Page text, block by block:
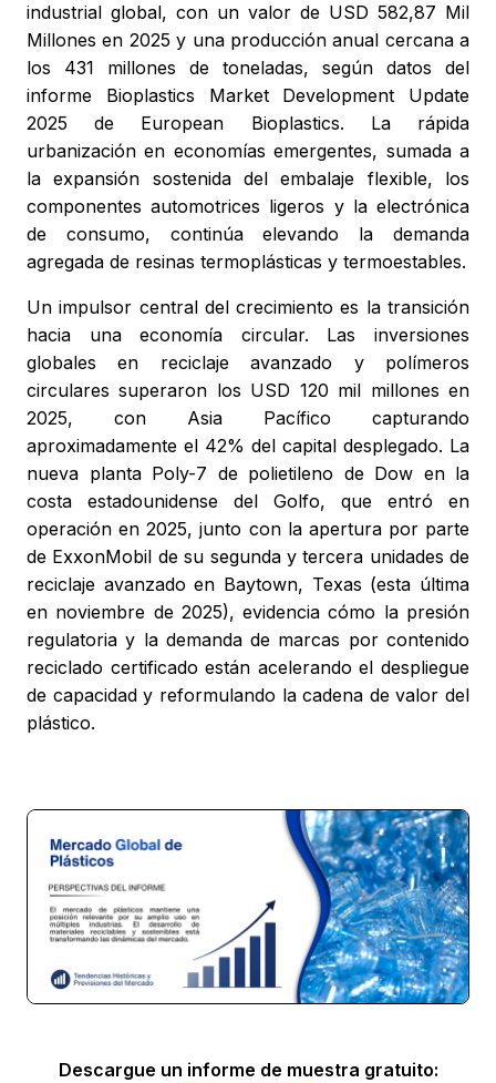
industrial global, con un valor de USD 582,87 Mil
Millones en 2025 y una producción anual cercana a
los 431 millones de toneladas, según datos del
informe Bioplastics Market Development Update
2025 de European Bioplastics. La rápida
urbanización en economías emergentes, sumada a
la expansión sostenida del embalaje flexible, los
componentes automotrices ligeros y la electrónica
de consumo, continúa elevando la demanda
agregada de resinas termoplásticas y termoestables.
Un impulsor central del crecimiento es la transición
hacia una economía circular. Las inversiones
globales en reciclaje avanzado y polímeros
circulares superaron los USD 120 mil millones en
2025, con Asia Pacífico capturando
aproximadamente el 42% del capital desplegado. La
nueva planta Poly-7 de polietileno de Dow en la
costa estadounidense del Golfo, que entró en
operación en 2025, junto con la apertura por parte
de ExxonMobil de su segunda y tercera unidades de
reciclaje avanzado en Baytown, Texas (esta última
en noviembre de 2025), evidencia cómo la presión
regulatoria y la demanda de marcas por contenido
reciclado certificado están acelerando el despliegue
de capacidad y reformulando la cadena de valor del
plástico.
Descargue un informe de muestra gratuito: